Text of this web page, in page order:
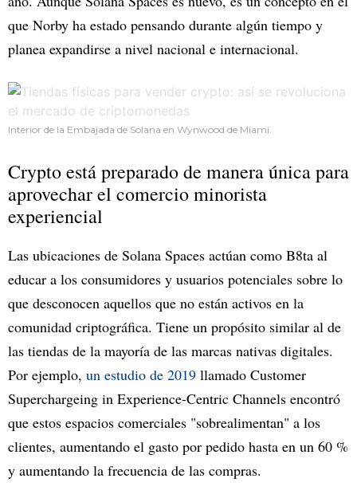
que Norby ha estado pensando durante algún tiempo y
planea expandirse a nivel nacional e internacional.
Interior de la Embajada de Solana en Wynwood de Miami.
Crypto está preparado de manera única para
aprovechar el comercio minorista
experiencial
Las ubicaciones de Solana Spaces actúan como B8ta al
educar a los consumidores y usuarios potenciales sobre lo
que desconocen aquellos que no están activos en la
comunidad criptográfica. Tiene un propósito similar al de
las tiendas de la mayoría de las marcas nativas digitales.
Por ejemplo, un estudio de 2019 llamado Customer
Superchargeing in Experience-Centric Channels encontró
que estos espacios comerciales "sobrealimentan" a los
clientes, aumentando el gasto por pedido hasta en un 60 %
y aumentando la frecuencia de las compras.